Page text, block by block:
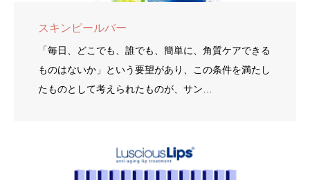
スキンピールバー
「毎日、どこでも、誰でも、簡単に、角質ケアできる
ものはないか」という要望があり、この条件を満たし
たものとして考えられたものが、サン…